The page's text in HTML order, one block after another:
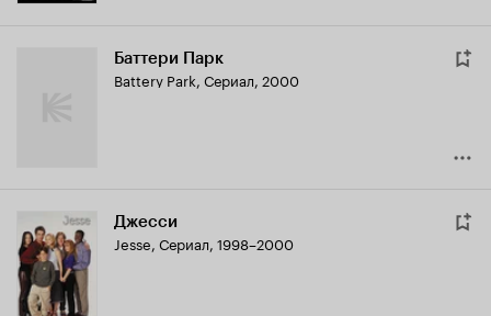
Баттери Парк
Battery Park, Сериал, 2000
Джесси
Jesse, Сериал, 1998–2000